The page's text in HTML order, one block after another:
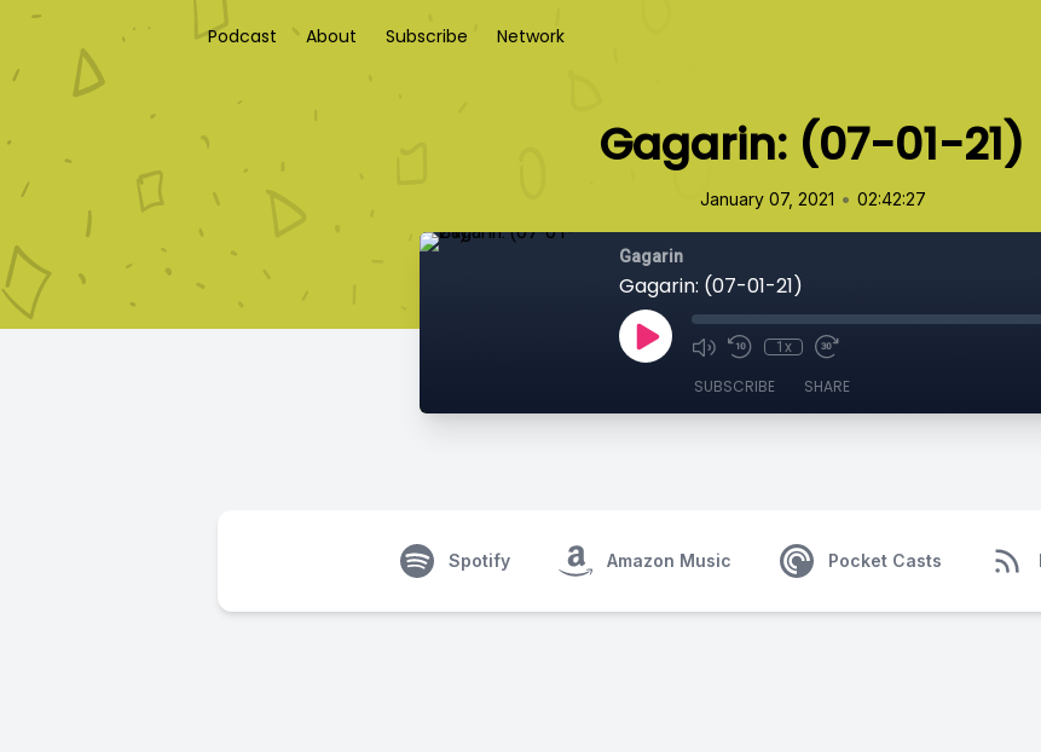
Podcast About Subscribe Network
Gagarin: (07-01-21)
January 07, 2021 • 02:42:27
Gagarin
Gagarin: (07-01-21)
1x
SUBSCRIBE SHARE
Spotify Amazon Music Pocket Casts